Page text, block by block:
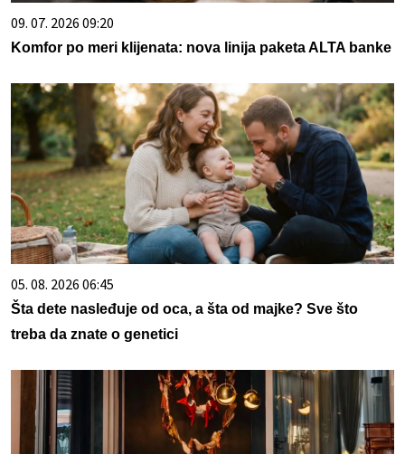
09. 07. 2026 09:20
Komfor po meri klijenata: nova linija paketa ALTA banke
05. 08. 2026 06:45
Šta dete nasleđuje od oca, a šta od majke? Sve što
treba da znate o genetici